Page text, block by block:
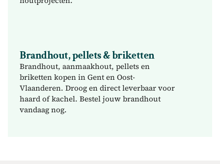
Brandhout, pellets & briketten
Brandhout, aanmaakhout, pellets en
briketten kopen in Gent en Oost-
Vlaanderen. Droog en direct leverbaar voor
haard of kachel. Bestel jouw brandhout
vandaag nog.